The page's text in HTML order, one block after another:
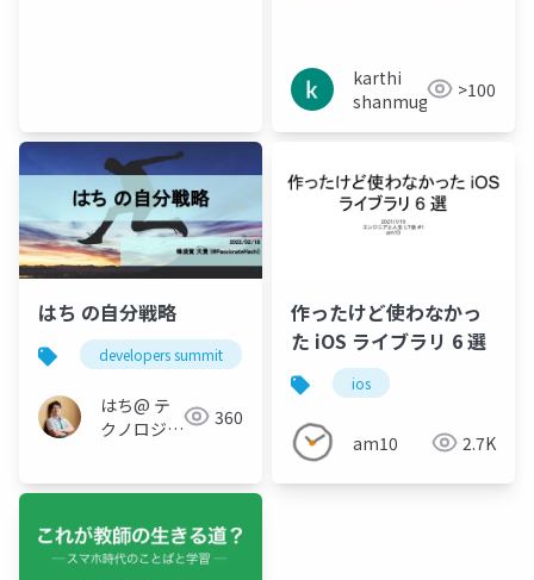
karthi
shanmugam >100
はち の自分戦略
developers summit デブサミ 成長戦略
はち@ テ
クノロジー
360
作ったけど使わなかっ
た iOS ライブラリ 6 選
ios
am10 2.7K